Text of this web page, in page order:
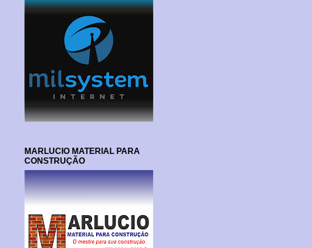
MARLUCIO MATERIAL PARA
CONSTRUÇÃO